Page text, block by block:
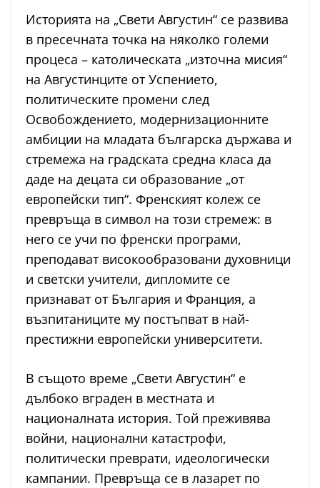
Историята на „Свети Августин“ се развива
в пресечната точка на няколко големи
процеса – католическата „източна мисия“
на Августинците от Успението,
политическите промени след
Освобождението, модернизационните
амбиции на младата българска държава и
стремежа на градската средна класа да
даде на децата си образование „от
европейски тип“. Френският колеж се
превръща в символ на този стремеж: в
него се учи по френски програми,
преподават високообразовани духовници
и светски учители, дипломите се
признават от България и Франция, а
възпитаниците му постъпват в най-
престижни европейски университети.
В същото време „Свети Августин“ е
дълбоко вграден в местната и
националната история. Той преживява
войни, национални катастрофи,
политически преврати, идеологически
кампании. Превръща се в лазарет по